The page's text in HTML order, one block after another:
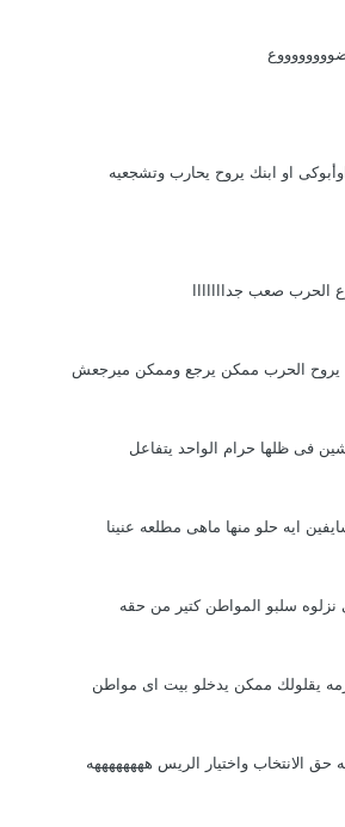
او ابنك يروح يحارب وتشجعيه
صعب جدااااااا
يروح الحرب ممكن يرجع وممكن ميرجعش
فى ظلها حرام الواحد يتفاعل
ايه حلو منها ماهى مطلعه عنينا
نزلوه سلبو المواطن كتير من حقه
يقلولك ممكن يدخلو بيت اى مواطن
الانتخاب واختيار الريس ههههههههه